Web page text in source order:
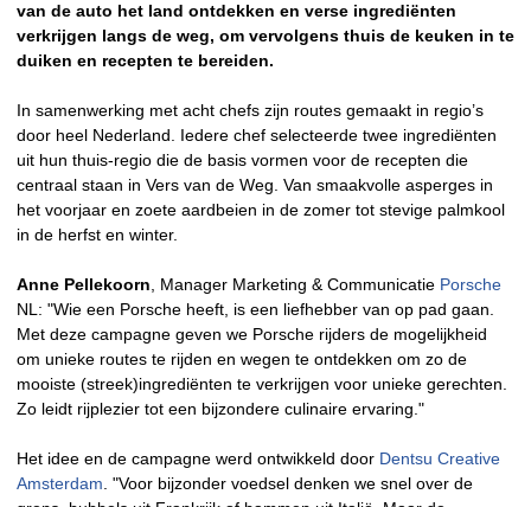
van de auto het land ontdekken en verse ingrediënten
verkrijgen langs de weg, om vervolgens thuis de keuken in te
duiken en recepten te bereiden.
In samenwerking met acht chefs zijn routes gemaakt in regio’s
door heel Nederland. Iedere chef selecteerde twee ingrediënten
uit hun thuis-regio die de basis vormen voor de recepten die
centraal staan in Vers van de Weg. Van smaakvolle asperges in
het voorjaar en zoete aardbeien in de zomer tot stevige palmkool
in de herfst en winter.
Anne Pellekoorn , Manager Marketing & Communicatie Porsche
NL: "Wie een Porsche heeft, is een liefhebber van op pad gaan.
Met deze campagne geven we Porsche rijders de mogelijkheid
om unieke routes te rijden en wegen te ontdekken om zo de
mooiste (streek)ingrediënten te verkrijgen voor unieke gerechten.
Zo leidt rijplezier tot een bijzondere culinaire ervaring."
Het idee en de campagne werd ontwikkeld door Dentsu Creative
Amsterdam . "Voor bijzonder voedsel denken we snel over de